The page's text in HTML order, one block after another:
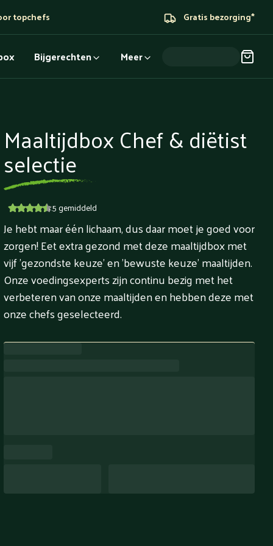
topchefs Gratis bezorging*
Bijgerechten Meer
Maaltijdbox Chef & diëtist
selectie
4.5gemiddeld
Je hebt maar één lichaam, dus daar moet je goed voor
zorgen! Eet extra gezond met deze maaltijdbox met
vijf 'gezondste keuze' en 'bewuste keuze' maaltijden.
Onze voedingsexperts zijn continu bezig met het
verbeteren van onze maaltijden en hebben deze met
onze chefs geselecteerd.